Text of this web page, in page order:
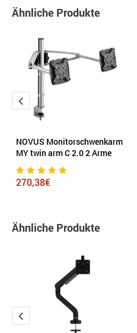
Ähnliche Produkte
NOVUS Monitorschwenkarm
MY twin arm C 2.0 2 Arme
270,38€
Ähnliche Produkte